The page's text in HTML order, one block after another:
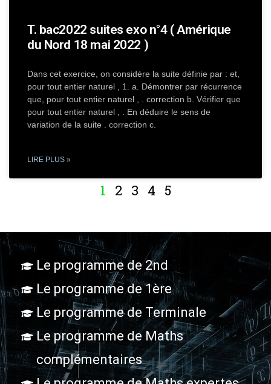
T. bac2022 suites exo n°4 ( Amérique
du Nord 18 mai 2022 )
Dans cet exercice, on considère la suite définie par : et,
pour tout entier naturel , 1. a. Démontrer par récurrence
que, pour tout entier naturel , . correction b. Vérifier que
pour tout entier naturel , . En déduire le sens de
variation de la suite . correction c.
LIRE PLUS »
1 2 3 4 5
Le programme de 2nd
Le programme de 1ère
Le programme de Terminale
Le programme de Maths
complémentaires